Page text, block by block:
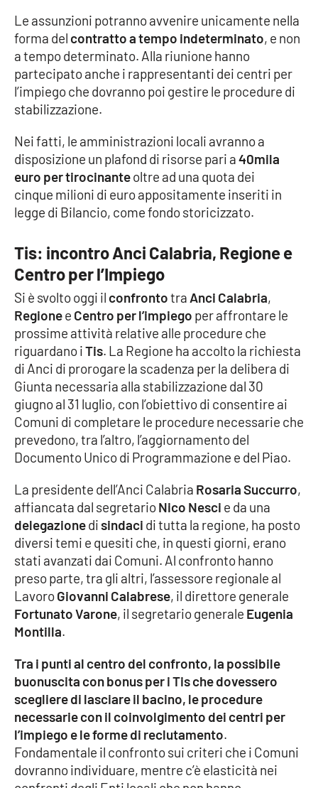
Sport
RUBRICHE
Parchi Marini Calabria
Leggendo Alvaro insieme
Le perfidie di Antonella Grippo
Venti di comunicazione
STREAMING
LaC TV
LaC Network
LaC OnAir
EDIZIONI
LOCALI
Catanzaro
Crotone
Vibo Valentia
Reggio Calabria
Cosenza
Lamezia Terme
Le assunzioni potranno avvenire unicamente nella
forma del contratto a tempo indeterminato, e non
a tempo determinato. Alla riunione hanno
partecipato anche i rappresentanti dei centri per
l’impiego che dovranno poi gestire le procedure di
stabilizzazione.
Nei fatti, le amministrazioni locali avranno a
disposizione un plafond di risorse pari a40mila
euro per tirocinanteoltre ad una quota dei
cinque milioni di euro appositamente inseriti in
legge di Bilancio, come fondo storicizzato.
Tis: incontro Anci Calabria, Regione e
Centro per l’Impiego
Si è svolto oggi il confrontotra Anci Calabria,
Regionee Centro per l’impiego per affrontare le
prossime attività relative alle procedure che
riguardano iTis. La Regione ha accolto la richiesta
di Anci di prorogare la scadenza per la delibera di
Giunta necessaria alla stabilizzazione dal 30
giugno al 31 luglio, con l’obiettivo di consentire ai
Comuni di completare le procedure necessarie che
prevedono, tra l’altro, l’aggiornamento del
Documento Unico di Programmazione e del Piao.
La presidente dell’Anci Calabria Rosaria Succurro,
affiancata dal segretarioNico Nesci e da una
delegazionedisindaci di tutta la regione, ha posto
diversi temi e quesiti che, in questi giorni, erano
stati avanzati dai Comuni. Al confronto hanno
preso parte, tra gli altri, l’assessore regionale al
LavoroGiovanni Calabrese, il direttore generale
Fortunato Varone, il segretario generale Eugenia
Montilla.
Tra i punti al centro del confronto, la possibile
buonuscita con bonus per i Tis che dovessero
scegliere di lasciare il bacino, le procedure
necessarie con il coinvolgimento dei centri per
l’impiego e le forme di reclutamento.
Fondamentale il confronto sui criteri che i Comuni
dovranno individuare, mentre c’è elasticità nei